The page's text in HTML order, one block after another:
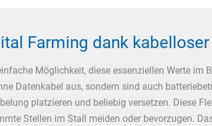
Farming dank
Möglichkeit, diese essenziellen Werte im
Datenkabel aus, sondern sind auch
platzieren und beliebig versetzen. Diese
Stellen im Stall meiden oder bevorzugen.